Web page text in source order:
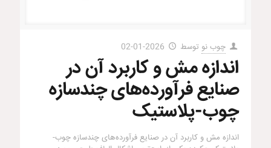
چوب نو توسط 2026-01-02
اندازه مش و کاربرد آن در
صنایع فرآورده‌های چندسازه
چوب-پلاستیک
اندازه مش و کاربرد آن در صنایع فرآورده‌های چندسازه چوب-